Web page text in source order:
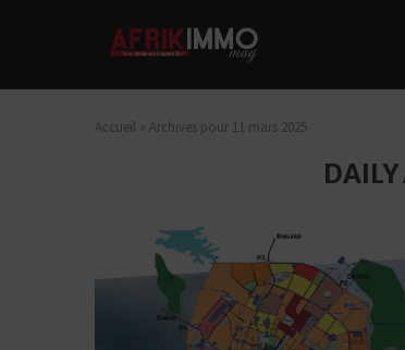
Accueil » Archives pour 11 mars 2025